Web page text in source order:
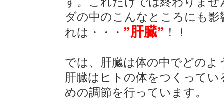
ダの中のこんなところにも
れは・・・ ”肝臓” ！！
では、肝臓は体の中でどの
肝臓はヒトの体をつくって
めの調節を行っています。